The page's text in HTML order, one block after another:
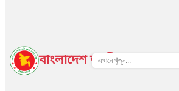
বাংলাদেশ জাতীয় তথ্য বাতায়ন